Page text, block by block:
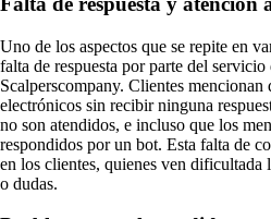
Uno de los aspectos que se repite en
falta de respuesta por parte del
Scalperscompany. Clientes mencionan
electrónicos sin recibir ninguna
no son atendidos, e incluso que los
respondidos por un bot. Esta falta de
en los clientes, quienes ven dificultada
o dudas.